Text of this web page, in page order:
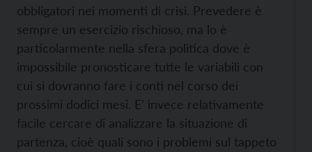
obbligatori nei momenti di crisi. Prevedere è
sempre un esercizio rischioso, ma lo è
particolarmente nella sfera politica dove è
impossibile pronosticare tutte le variabili con
cui si dovranno fare i conti nel corso dei
prossimi dodici mesi. E’ invece relativamente
facile cercare di analizzare la situazione di
partenza, cioè quali sono i problemi sul tappeto